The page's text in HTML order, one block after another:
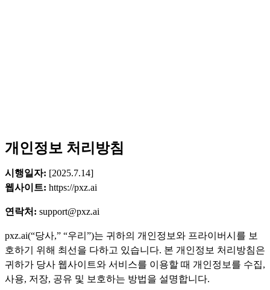
개인정보 처리방침
시행일자: [2025.7.14]
웹사이트: https://pxz.ai
연락처: support@pxz.ai
pxz.ai(“당사,” “우리”)는 귀하의 개인정보와 프라이버시를 보
호하기 위해 최선을 다하고 있습니다. 본 개인정보 처리방침은
귀하가 당사 웹사이트와 서비스를 이용할 때 개인정보를 수집,
사용, 저장, 공유 및 보호하는 방법을 설명합니다.